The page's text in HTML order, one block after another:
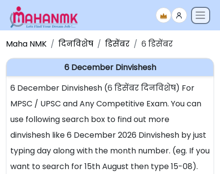
Maha NMK दिनविशेष डिसेंबर ६ डिसेंबर
6 December Dinvishesh
6 December Dinvishesh (६ डिसेंबर दिनविशेष) For
MPSC / UPSC and Any Competitive Exam. You can
use following search box to find out more
dinvishesh like 6 December 2026 Dinvishesh by just
typing day along with the month number. (eg. If you
want to search for 15th August then type 15-08).